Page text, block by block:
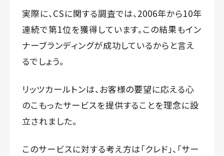
実際に、CSに関する調査では、2006年から10年
連続で第1位を獲得しています。この結果もイン
ナーブランディングが成功しているからと言え
るでしょう。
リッツカールトンは、お客様の要望に応える心
のこもったサービスを提供することを理念に設
立されました。
このサービスに対する考え方は「クレド」、「サー